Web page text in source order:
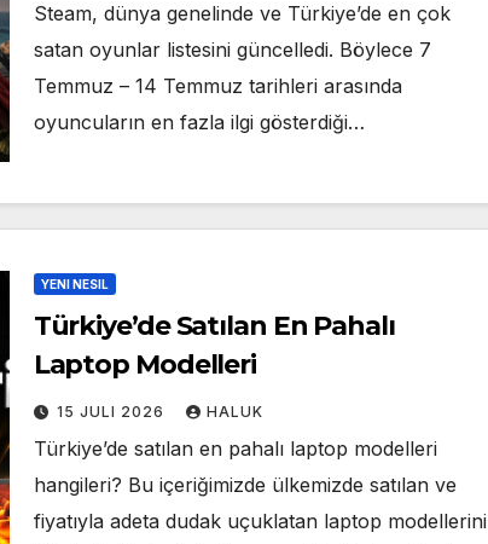
Steam, dünya genelinde ve Türkiye’de en çok
satan oyunlar listesini güncelledi. Böylece 7
Temmuz – 14 Temmuz tarihleri arasında
oyuncuların en fazla ilgi gösterdiği…
YENI NESIL
Türkiye’de Satılan En Pahalı
Laptop Modelleri
15 JULI 2026 HALUK
Türkiye’de satılan en pahalı laptop modelleri
hangileri? Bu içeriğimizde ülkemizde satılan ve
fiyatıyla adeta dudak uçuklatan laptop modellerini